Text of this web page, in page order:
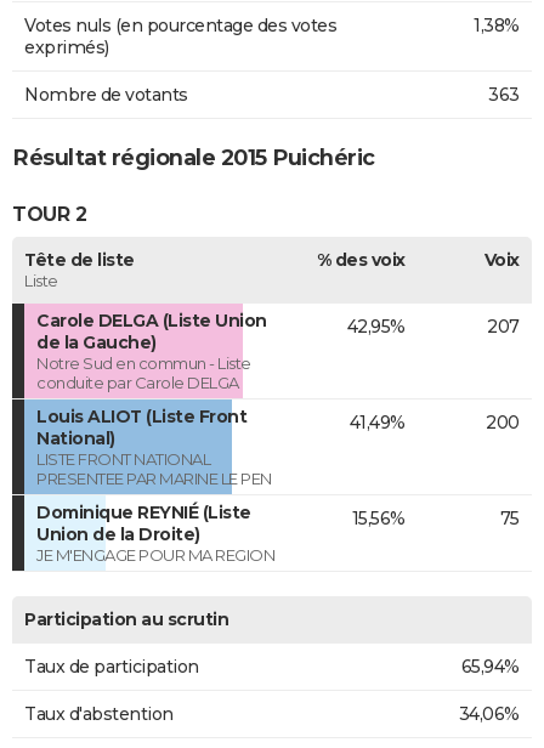
Votes nuls (en pourcentage des votes
exprimés)
1,38%
Nombre de votants 363
Résultat régionale 2015 Puichéric
TOUR 2
Tête de liste
Liste
% des voix Voix
Carole DELGA (Liste Union
de la Gauche)
Notre Sud en commun - Liste
conduite par Carole DELGA
42,95% 207
Louis ALIOT (Liste Front
National)
LISTE FRONT NATIONAL
PRESENTEE PAR MARINE LE PEN
41,49% 200
Dominique REYNIÉ (Liste
Union de la Droite)
JE M'ENGAGE POUR MA REGION
15,56% 75
Participation au scrutin
Taux de participation 65,94%
Taux d'abstention 34,06%